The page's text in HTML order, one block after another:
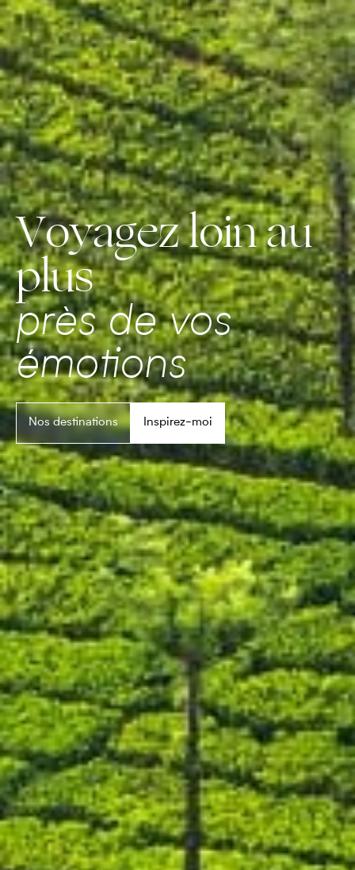
Voyagez loin au
plus
près de vos
émotions
Nos destinations Inspirez-moi